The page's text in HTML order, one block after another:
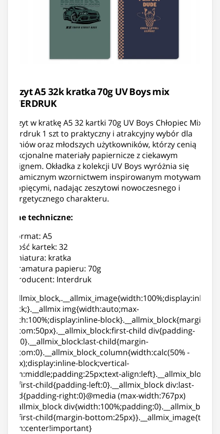
Zeszyt A5 32k kratka 70g UV Boys mix
INTERDRUK
Zeszyt w kratkę A5 32 kartki 70g UV Boys Chłopiec Mix
Interdruk 1 szt to praktyczny i atrakcyjny wybór dla
uczniów oraz młodszych użytkowników, którzy cenią
funkcjonalne materiały papiernicze z ciekawym
designem. Okładka z kolekcji UV Boys wyróżnia się
dynamicznym wzornictwem inspirowanym motywami
chłopięcymi, nadając zeszytowi nowoczesnego i
energetycznego charakteru.
Dane techniczne:
format: A5
ilość kartek: 32
liniatura: kratka
gramatura papieru: 70g
producent: Interdruk
.__allmix_block,.__allmix_image{width:100%;display:inline-
block;}.__allmix img{width:auto;max-
width:100%;display:inline-block}.__allmix_block{margin-
bottom:50px}.__allmix_block:first-child div{padding-
top:0}.__allmix_block:last-child{margin-
bottom:0}.__allmix_block_column{width:calc(50% -
25px);display:inline-block;vertical-
align:middle;padding:25px;text-align:left}.__allmix_block
div:first-child{padding-left:0}.__allmix_block div:last-
child{padding-right:0}@media (max-width:767px)
{.__allmix_block div{width:100%;padding:0}.__allmix_block
div:first-child{margin-bottom:25px}}.__allmix_image{text-
align:center!important}